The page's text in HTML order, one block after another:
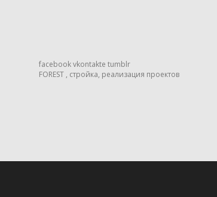
facebookvkontakte tumblr
FOREST , стройка, реализация проектов